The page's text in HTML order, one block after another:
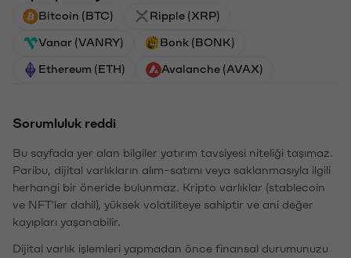
Bitcoin (BTC) Ripple (XRP)
Vanar (VANRY) Bonk (BONK)
Ethereum (ETH) Avalanche (AVAX)
Sorumluluk reddi
Bu sayfada yer alan bilgiler yatırım tavsiyesi niteliği taşımaz.
Paribu, dijital varlıkların alım-satımı veya saklanmasıyla ilgili
herhangi bir öneride bulunmaz. Kripto varlıklar (stablecoin
ve NFT'ler dahil), yüksek volatiliteye sahiptir ve ani değer
kayıpları yaşanabilir.
Dijital varlık işlemleri yapmadan önce finansal durumunuzu